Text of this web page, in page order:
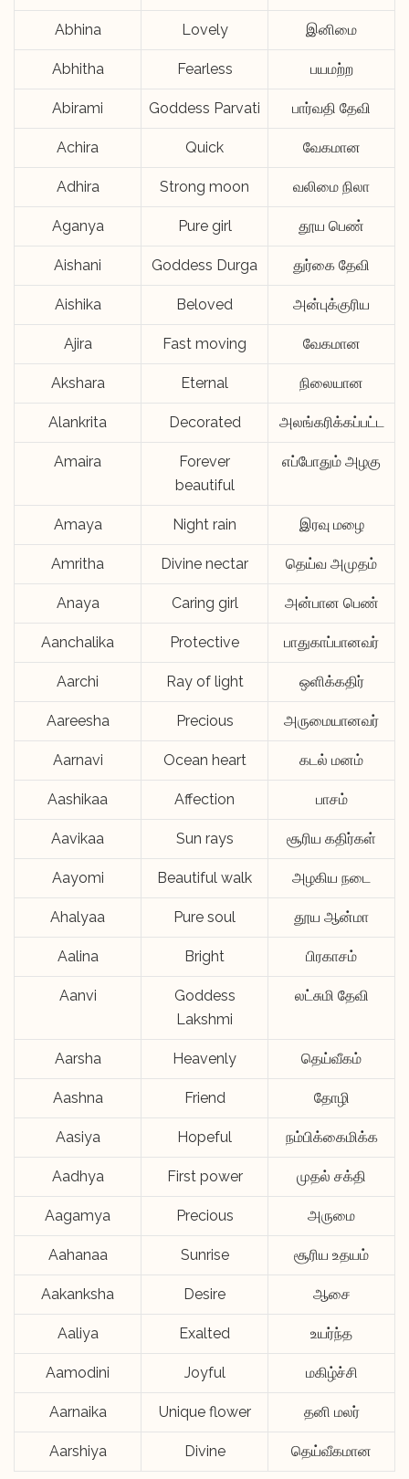
Abhina Lovely இனிமை
Abhitha Fearless பயமற்ற
Abirami Goddess Parvati பார்வதி தேவி
Achira Quick வேகமான
Adhira Strong moon வலிமை நிலா
Aganya Pure girl தூய பெண்
Aishani Goddess Durga துர்கை தேவி
Aishika Beloved அன்புக்குரிய
Ajira Fast moving வேகமான
Akshara Eternal நிலையான
Alankrita Decorated அலங்கரிக்கப்பட்ட
Amaira
Forever
beautiful
எப்போதும் அழகு
Amaya Night rain இரவு மழை
Amritha Divine nectar தெய்வ அமுதம்
Anaya Caring girl அன்பான பெண்
Aanchalika Protective பாதுகாப்பானவர்
Aarchi Ray of light ஒளிக்கதிர்
Aareesha Precious அருமையானவர்
Aarnavi Ocean heart கடல் மனம்
Aashikaa Affection பாசம்
Aavikaa Sun rays சூரிய கதிர்கள்
Aayomi Beautiful walk அழகிய நடை
Ahalyaa Pure soul தூய ஆன்மா
Aalina Bright பிரகாசம்
Aanvi
Goddess
Lakshmi
லட்சுமி தேவி
Aarsha Heavenly தெய்வீகம்
Aashna Friend தோழி
Aasiya Hopeful நம்பிக்கைமிக்க
Aadhya First power முதல் சக்தி
Aagamya Precious அருமை
Aahanaa Sunrise சூரிய உதயம்
Aakanksha Desire ஆசை
Aaliya Exalted உயர்ந்த
Aamodini Joyful மகிழ்ச்சி
Aarnaika Unique flower தனி மலர்
Aarshiya Divine தெய்வீகமான